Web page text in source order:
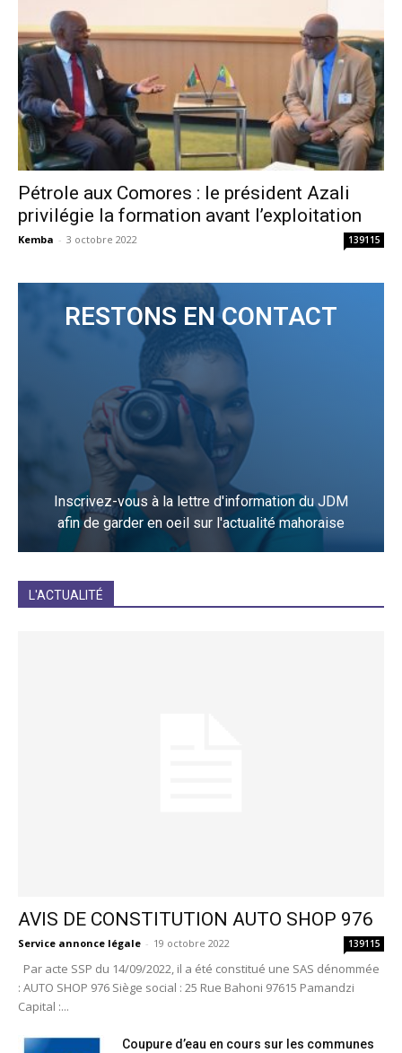
Pétrole aux Comores : le président Azali
privilégie la formation avant l’exploitation
Kemba - 3 octobre 2022 139115
RESTONS EN CONTACT
Inscrivez-vous à la lettre d'information du JDM
afin de garder en oeil sur l'actualité mahoraise
L'ACTUALITÉ
AVIS DE CONSTITUTION AUTO SHOP 976
Service annonce légale - 19 octobre 2022 139115
Par acte SSP du 14/09/2022, il a été constitué une SAS dénommée
: AUTO SHOP 976 Siège social : 25 Rue Bahoni 97615 Pamandzi
Capital :...
Coupure d’eau en cours sur les communes